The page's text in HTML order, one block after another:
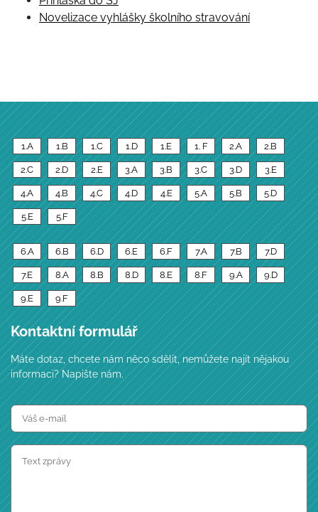
Novelizace vyhlášky školního stravování
1.A 1.B 1.C 1.D 1.E 1. F 2.A 2.B
2.C 2.D 2.E 3.A 3.B 3.C 3.D 3.E
4.A 4.B 4.C 4.D 4.E 5.A 5.B 5.D
5.E 5.F
6.A 6.B 6.D 6.E 6.F 7.A 7.B 7.D
7.E 8.A 8.B 8.D 8.E 8.F 9.A 9.D
9.E 9.F
Kontaktní formulář
Máte dotaz, chcete nám něco sdělit, nemůžete najít nějakou
informaci? Napište nám.